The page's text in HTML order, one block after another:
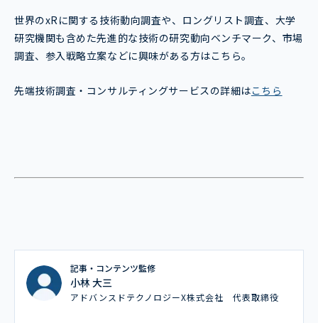
世界のxRに関する技術動向調査や、ロングリスト調査、大学
研究機関も含めた先進的な技術の研究動向ベンチマーク、市場
調査、参入戦略立案などに興味がある方はこちら。
先端技術調査・コンサルティングサービスの詳細はこちら
記事・コンテンツ監修
小林 大三
アドバンスドテクノロジーX株式会社 代表取締役